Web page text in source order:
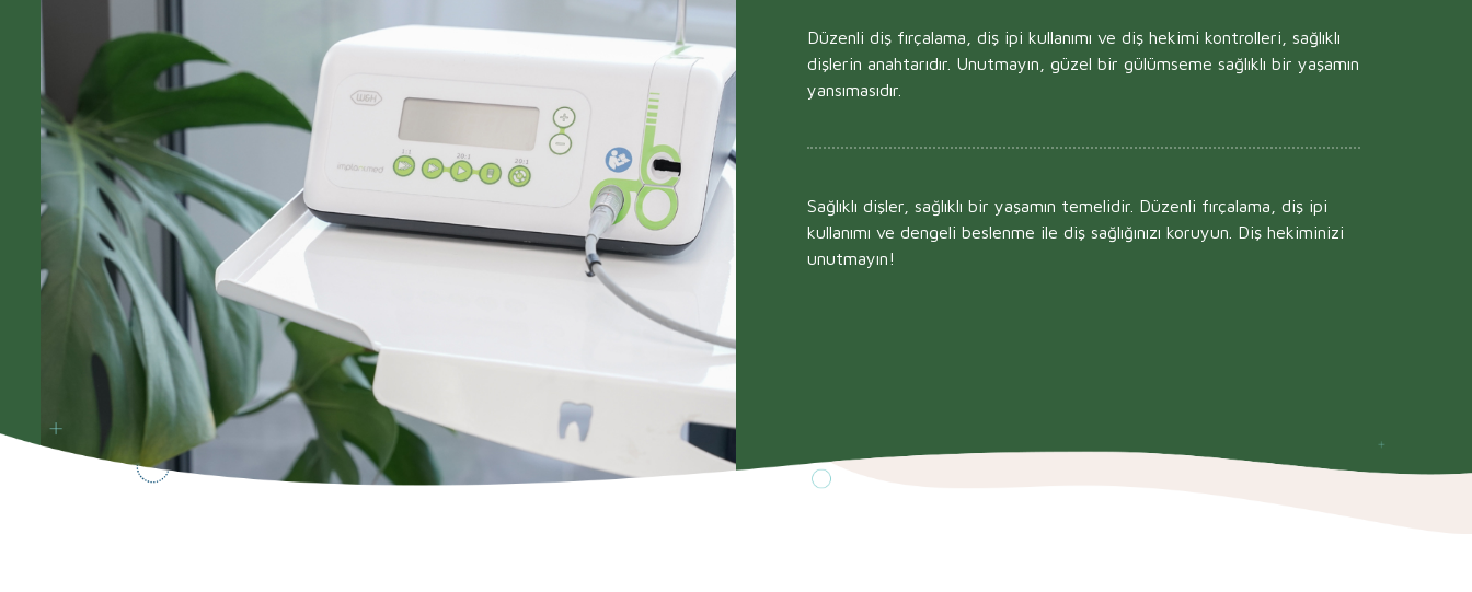
Düzenli diş fırçalama, diş ipi kullanımı ve diş hekimi kontrolleri, sağlıklı
dişlerin anahtarıdır. Unutmayın, güzel bir gülümseme sağlıklı bir yaşamın
yansımasıdır.
Sağlıklı dişler, sağlıklı bir yaşamın temelidir. Düzenli fırçalama, diş ipi
kullanımı ve dengeli beslenme ile diş sağlığınızı koruyun. Diş hekiminizi
unutmayın!